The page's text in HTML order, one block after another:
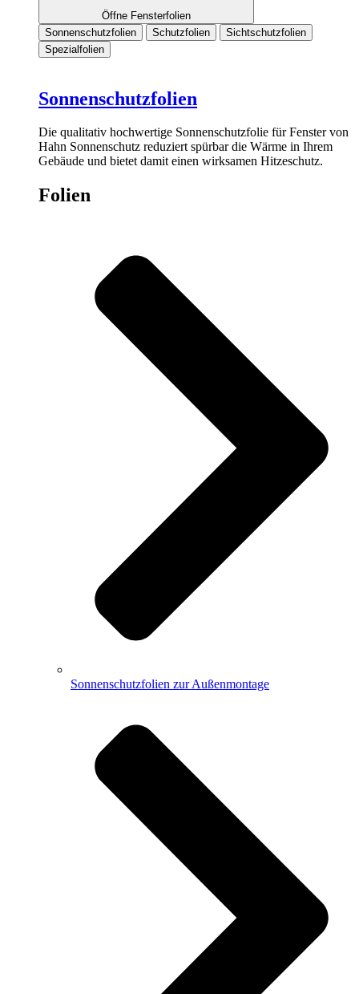
Öffne Fensterfolien
Sonnenschutzfolien
Schutzfolien
Sichtschutzfolien
Spezialfolien
Sonnenschutzfolien
Die qualitativ hochwertige Sonnenschutzfolie für Fenster von
Hahn Sonnenschutz reduziert spürbar die Wärme in Ihrem
Gebäude und bietet damit einen wirksamen Hitzeschutz.
Folien
Sonnenschutzfolien zur Außenmontage